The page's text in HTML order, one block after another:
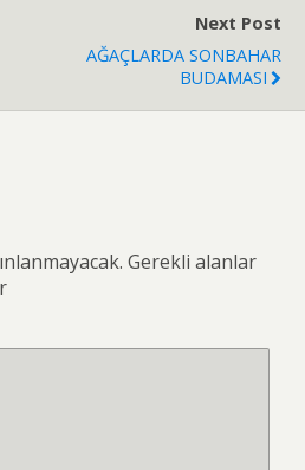
Next Post
AĞAÇLARDA SONBAHAR
BUDAMASI
Gerekli alanlar